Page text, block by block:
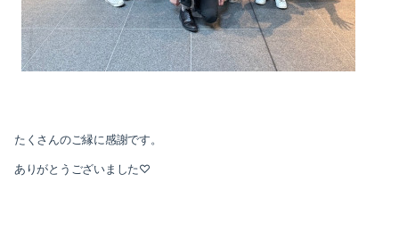
たくさんのご縁に感謝です。
ありがとうございました♡